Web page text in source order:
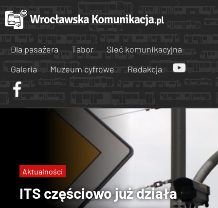
Dla pasażera Tabor
Sieć komunikacyjna
Galeria
Muzeum cyfrowe Redakcja
ITS częściowo już działa
Aktualności